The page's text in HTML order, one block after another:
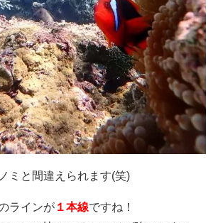
ミと間違えられます(笑)
ラインが １本線ですね！